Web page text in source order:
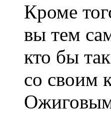
Кроме
вы тем
кто бы
со своим